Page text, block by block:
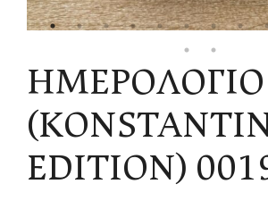
EDITION)